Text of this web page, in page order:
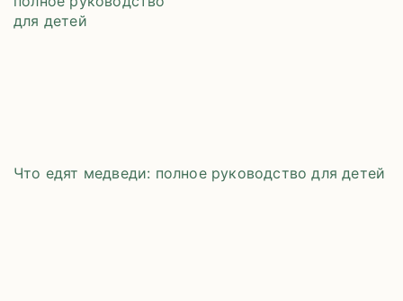
Что едят медведи: полное руководство для детей